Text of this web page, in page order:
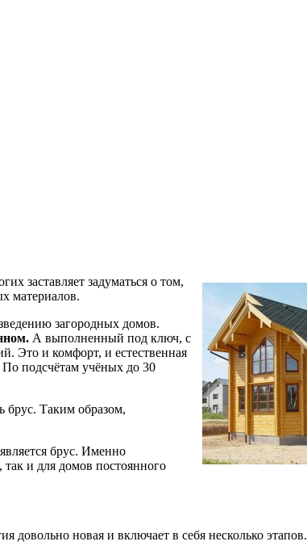
заставляет задуматься о том,
материалов.
загородных домов.
А выполненный под ключ, с
Это и комфорт, и естественная
подсчётам учёных до 30
брус. Таким образом,
брус. Именно
и для домов постоянного
новая и включает в себя несколько этапов.